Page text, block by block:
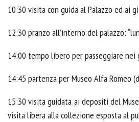
10:30 visita con guida al Palazzo ed ai
12:30 pranzo all’interno del palazzo:
14:00 tempo libero per passeggiare nei
14:45 partenza per Museo Alfa Romeo
15:30 visita guidata ai depositi del
visita libera alla collezione esposta al